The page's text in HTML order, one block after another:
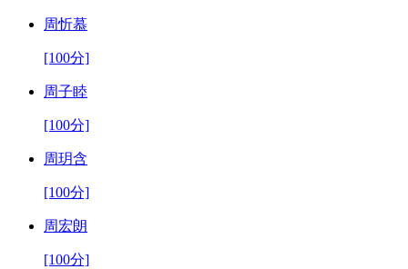
周忻慕
[100分]
周子睦
[100分]
周玥含
[100分]
周宏朗
[100分]